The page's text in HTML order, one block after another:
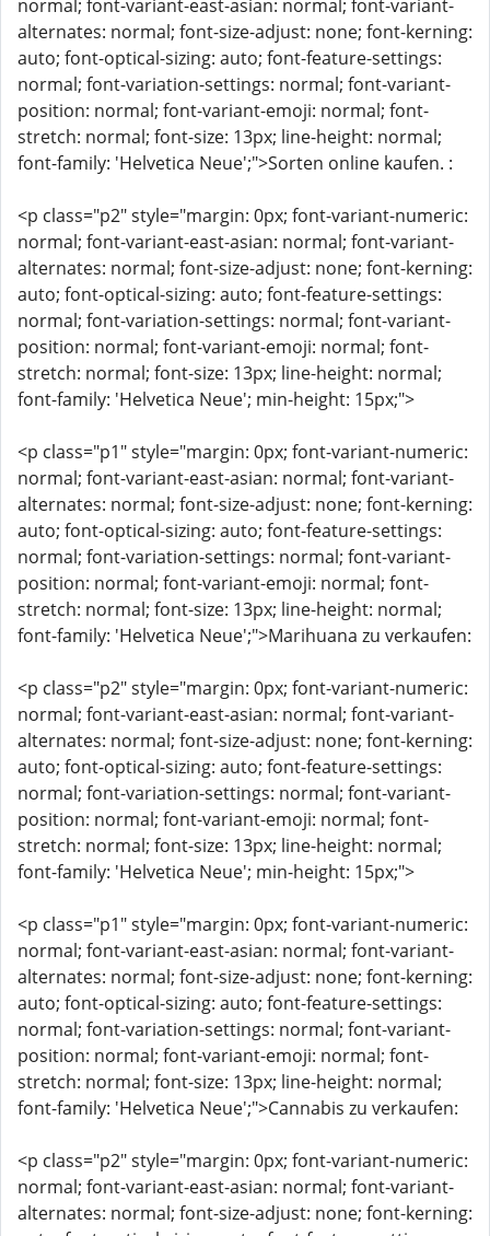
normal; font-variant-east-asian: normal; font-variant-
alternates: normal; font-size-adjust: none; font-kerning:
auto; font-optical-sizing: auto; font-feature-settings:
normal; font-variation-settings: normal; font-variant-
position: normal; font-variant-emoji: normal; font-
stretch: normal; font-size: 13px; line-height: normal;
font-family: 'Helvetica Neue';">Sorten online kaufen. :
<p class="p2" style="margin: 0px; font-variant-numeric:
normal; font-variant-east-asian: normal; font-variant-
alternates: normal; font-size-adjust: none; font-kerning:
auto; font-optical-sizing: auto; font-feature-settings:
normal; font-variation-settings: normal; font-variant-
position: normal; font-variant-emoji: normal; font-
stretch: normal; font-size: 13px; line-height: normal;
font-family: 'Helvetica Neue'; min-height: 15px;">
<p class="p1" style="margin: 0px; font-variant-numeric:
normal; font-variant-east-asian: normal; font-variant-
alternates: normal; font-size-adjust: none; font-kerning:
auto; font-optical-sizing: auto; font-feature-settings:
normal; font-variation-settings: normal; font-variant-
position: normal; font-variant-emoji: normal; font-
stretch: normal; font-size: 13px; line-height: normal;
font-family: 'Helvetica Neue';">Marihuana zu verkaufen:
<p class="p2" style="margin: 0px; font-variant-numeric:
normal; font-variant-east-asian: normal; font-variant-
alternates: normal; font-size-adjust: none; font-kerning:
auto; font-optical-sizing: auto; font-feature-settings:
normal; font-variation-settings: normal; font-variant-
position: normal; font-variant-emoji: normal; font-
stretch: normal; font-size: 13px; line-height: normal;
font-family: 'Helvetica Neue'; min-height: 15px;">
<p class="p1" style="margin: 0px; font-variant-numeric:
normal; font-variant-east-asian: normal; font-variant-
alternates: normal; font-size-adjust: none; font-kerning:
auto; font-optical-sizing: auto; font-feature-settings:
normal; font-variation-settings: normal; font-variant-
position: normal; font-variant-emoji: normal; font-
stretch: normal; font-size: 13px; line-height: normal;
font-family: 'Helvetica Neue';">Cannabis zu verkaufen:
<p class="p2" style="margin: 0px; font-variant-numeric:
normal; font-variant-east-asian: normal; font-variant-
alternates: normal; font-size-adjust: none; font-kerning: